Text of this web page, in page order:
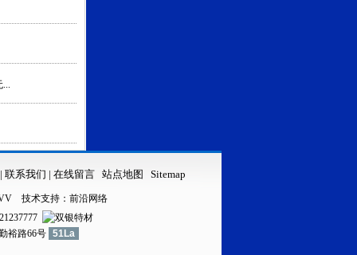
...
| 联系我们 | 在线留言 站点地图 Sitemap
技术支持： 前沿网络
裕路66号 51La